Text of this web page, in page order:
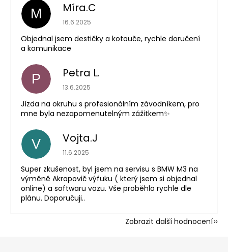
M Míra.C
Hodnocení obchodu je 5 z 5 hvězdiček.
16.6.2025
Objednal jsem destičky a kotouče, rychle doručení
a komunikace
P Petra L.
Hodnocení obchodu je 5 z 5 hvězdiček.
13.6.2025
Jízda na okruhu s profesionálním závodníkem, pro
mne byla nezapomenutelným zážitkem✨
V Vojta.J
Hodnocení obchodu je 5 z 5 hvězdiček.
11.6.2025
Super zkušenost, byl jsem na servisu s BMW M3 na
výměně Akrapovič výfuku ( který jsem si objednal
online) a softwaru vozu. Vše proběhlo rychle dle
plánu. Doporučuji..
Zobrazit další hodnocení
Z